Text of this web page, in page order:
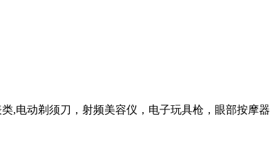
,电动剃须刀，射频美容仪，电子玩具枪，眼部按摩器